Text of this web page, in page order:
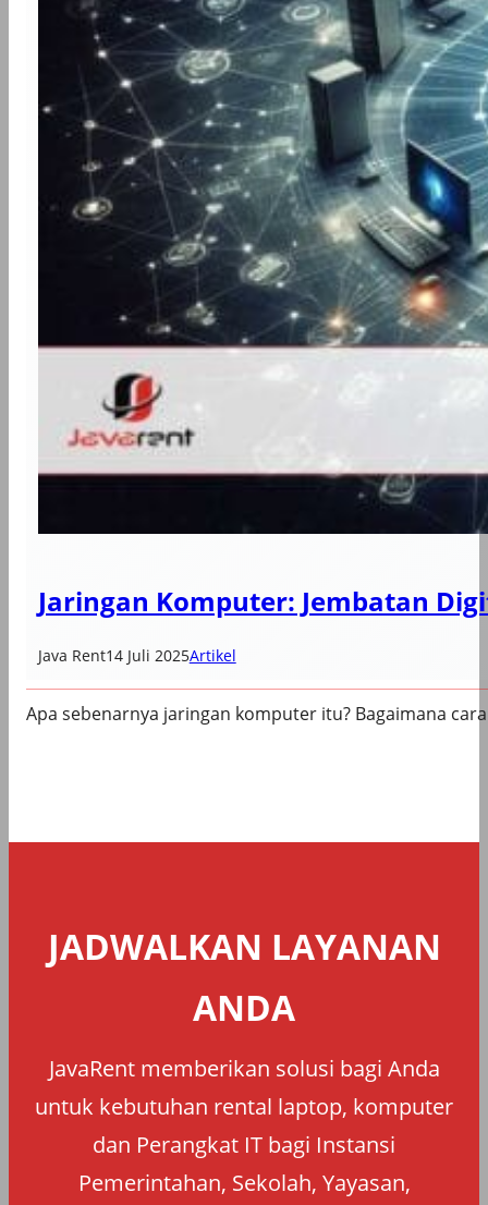
Jaringan Komputer: Jembatan
Java Rent14 Juli 2025Artikel
Apa sebenarnya jaringan komputer itu? Bagaimana
JADWALKAN LAYANAN
ANDA
JavaRent memberikan solusi bagi Anda
untuk kebutuhan rental laptop, komputer
dan Perangkat IT bagi Instansi
Pemerintahan, Sekolah, Yayasan,